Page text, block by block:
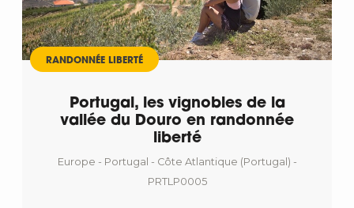
RANDONNÉE LIBERTÉ
Portugal, les vignobles de la
vallée du Douro en randonnée
liberté
Europe - Portugal - Côte Atlantique (Portugal) -
PRTLP0005